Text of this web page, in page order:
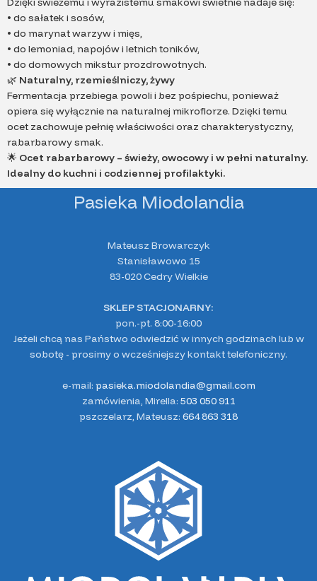
• do sałatek i sosów,
• do marynat warzyw i mięs,
• do lemoniad, napojów i letnich toników,
• do domowych mikstur prozdrowotnych.
🌿 Naturalny, rzemieślniczy, żywy
Fermentacja przebiega powoli i bez pośpiechu, ponieważ
opiera się wyłącznie na naturalnej mikroflorze. Dzięki temu
ocet zachowuje pełnię właściwości oraz charakterystyczny,
rabarbarowy smak.
🌟 Ocet rabarbarowy – świeży, owocowy i w pełni naturalny.
Idealny do kuchni i codziennej profilaktyki.
Pasieka Miodolandia
Mateusz Browarczyk
Stanisławowo 15
83-020 Cedry Wielkie
SKLEP STACJONARNY:
pon.-pt. 8:00-16:00
Jeżeli chcą nas Państwo odwiedzić w innych godzinach lub w
sobotę - prosimy o wcześniejszy kontakt telefoniczny.
e-mail: pasieka.miodolandia@gmail.com
zamówienia, Mirella: 503 050 911
pszczelarz, Mateusz: 664 863 318